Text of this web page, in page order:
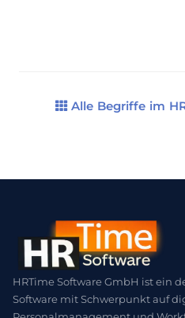
Alle Begriffe im
HRTime Software GmbH ist ein
Software mit Schwerpunkt auf